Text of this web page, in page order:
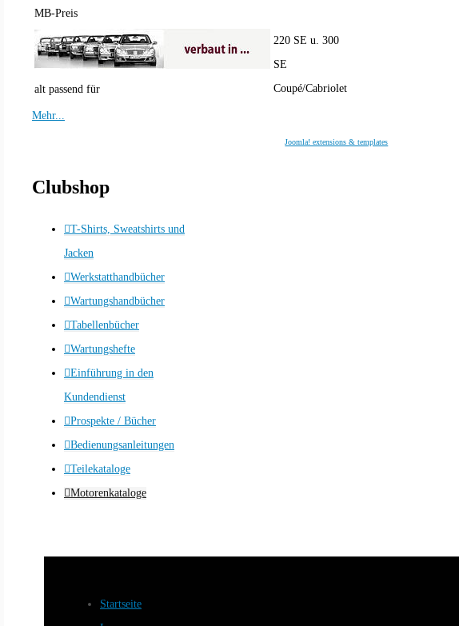
MB-Preis
alt passend für
220 SE u. 300
SE
Coupé/Cabriolet
Mehr...
Joomla! extensions & templates
Clubshop
T-Shirts, Sweatshirts und
Jacken
Werkstatthandbücher
Wartungshandbücher
Tabellenbücher
Wartungshefte
Einführung in den
Kundendienst
Prospekte / Bücher
Bedienungsanleitungen
Teilekataloge
Motorenkataloge
Startseite